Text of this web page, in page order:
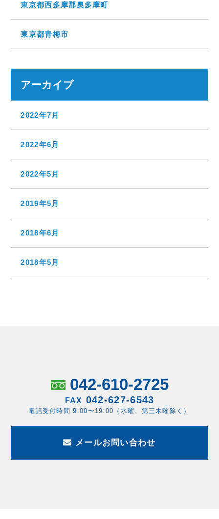
東京都西多摩郡奥多摩町
東京都青梅市
アーカイブ
2022年7月
2022年6月
2022年5月
2019年5月
2018年6月
2018年5月
042-610-2725
FAX 042-627-6543
電話受付時間 9:00〜19:00（水曜、第三木曜除く）
メールお問い合わせ